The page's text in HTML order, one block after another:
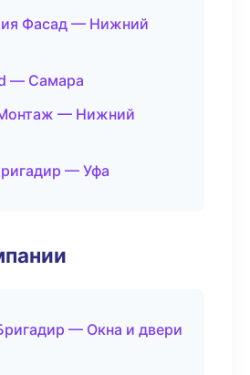
Фасад — Нижний
— Самара
— Нижний
— Уфа
— Окна и двери